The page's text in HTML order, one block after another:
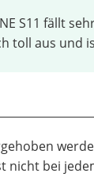
S11 fällt
toll aus und
nicht bei